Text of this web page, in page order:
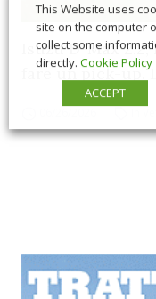
Isuzu D-Max
fare un pick-up.
This Website uses
site on the computer
collect some
directly. Cookie Policy
ACCEPT